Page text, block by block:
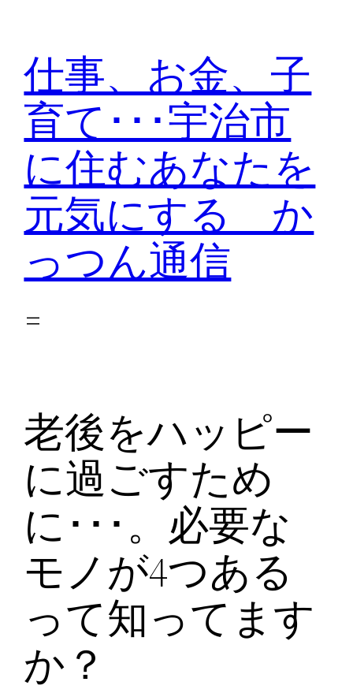
仕事、お金、子
育て･･･宇治市
に住むあなたを
元気にする か
っつん通信
老後をハッピー
に過ごすため
に･･･。必要な
モノが4つある
って知ってます
か？